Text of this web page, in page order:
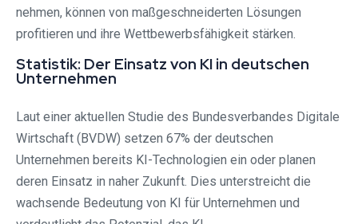
nehmen, können von maßgeschneiderten Lösungen
profitieren und ihre Wettbewerbsfähigkeit stärken.
Statistik: Der Einsatz von KI in deutschen
Unternehmen
Laut einer aktuellen Studie des Bundesverbandes Digitale
Wirtschaft (BVDW) setzen 67% der deutschen
Unternehmen bereits KI-Technologien ein oder planen
deren Einsatz in naher Zukunft. Dies unterstreicht die
wachsende Bedeutung von KI für Unternehmen und